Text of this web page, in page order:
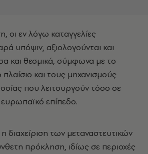
οι εν λόγω καταγγελίες
υπόψιν, αξιολογούνται και
και θεσμικά, σύμφωνα με το
πλαίσιο και τους μηχανισμούς
που λειτουργούν τόσο σε
ευρωπαϊκό επίπεδο.
η διαχείριση των μεταναστευτικών
πρόκληση, ιδίως σε περιοχές